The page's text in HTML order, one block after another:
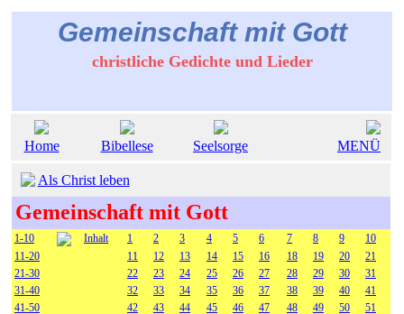
Gemeinschaft mit Gott
christliche Gedichte und Lieder
Home Bibellese Seelsorge MENÜ
Als Christ leben
Gemeinschaft mit Gott
1-10 Inhalt 1 2 3 4 5 6 7 8 9
10
11-20
11 12 13 14 15 16 18 19 20
21
21-30
22 23 24 25 26 27 28 29 30
31
31-40
32 33 34 35 36 37 38 39 40
41
41-50
42 43 44 45 46 47 48 49 50
51